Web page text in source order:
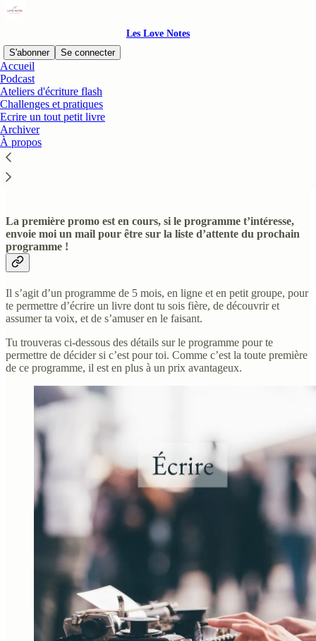
Les Love Notes
S'abonner
Se connecter
Accueil
Podcast
Ateliers d'écriture flash
Challenges et pratiques
Ecrire un tout petit livre
Archiver
À propos
Lisez sans distraction sur Substack
Ecris ton tout petit livre
La première promo est en cours, si le programme t’intéresse,
envoie moi un mail pour être sur la liste d’attente du prochain
programme !
Il s’agit d’un programme de 5 mois, en ligne et en petit groupe, pour
te permettre d’écrire un livre dont tu sois fière, de découvrir et
assumer ta voix, et de s’amuser en le faisant.
Tu trouveras ci-dessous des détails sur le programme pour te
permettre de décider si c’est pour toi. Comme c’est la toute première
de ce programme, il est en plus à un prix avantageux.